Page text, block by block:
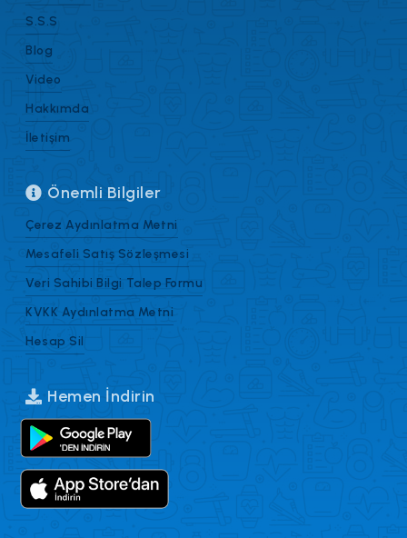
S.S.S
Blog
Video
Hakkımda
İletişim
Önemli Bilgiler
Çerez Aydınlatma Metni
Mesafeli Satış Sözleşmesi
Veri Sahibi Bilgi Talep Formu
KVKK Aydınlatma Metni
Hesap Sil
Hemen İndirin